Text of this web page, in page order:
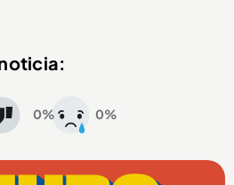
0% 0%